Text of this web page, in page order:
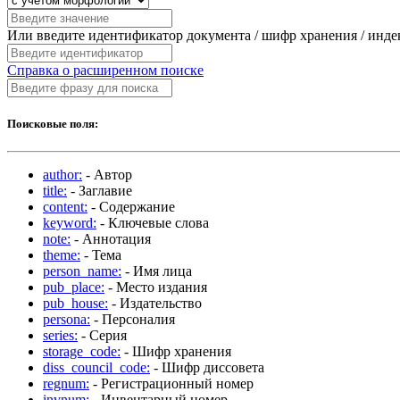
Или введите идентификатор документа / шифр хранения /
Справка о расширенном поиске
Поисковые поля:
author: - Автор
title: - Заглавие
content: - Содержание
keyword: - Ключевые слова
note: - Аннотация
theme: - Тема
person_name: - Имя лица
pub_place: - Место издания
pub_house: - Издательство
persona: - Персоналия
series: - Серия
storage_code: - Шифр хранения
diss_council_code: - Шифр диссовета
regnum: - Регистрационный номер